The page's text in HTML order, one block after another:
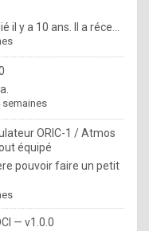
il y a 10 ans. Il a réce...
semaines
ORIC-1 / Atmos
équipé
pouvoir faire un petit
— v1.0.0